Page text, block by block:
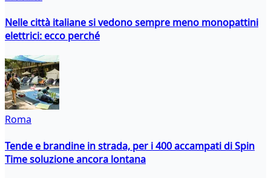
Nelle città italiane si vedono sempre meno monopattini
elettrici: ecco perché
Roma
Tende e brandine in strada, per i 400 accampati di Spin
Time soluzione ancora lontana